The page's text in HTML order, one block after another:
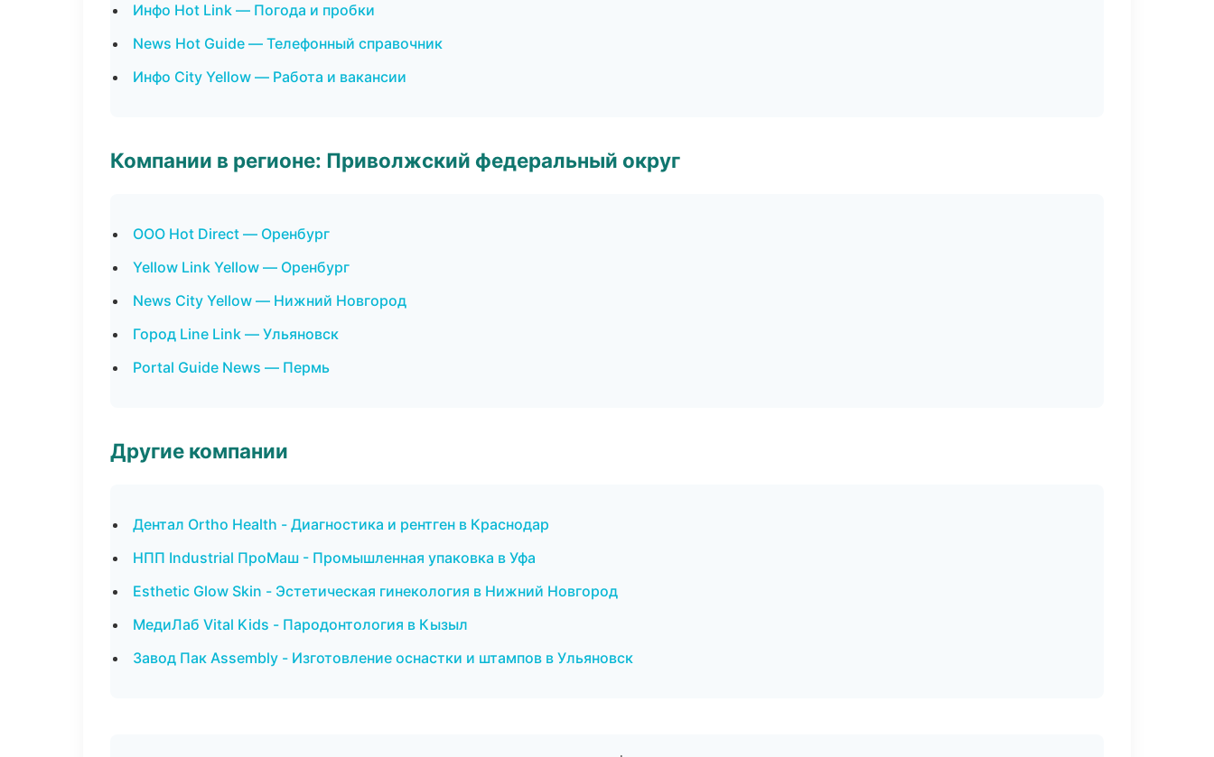
Инфо Hot Link — Погода и пробки
News Hot Guide — Телефонный справочник
Инфо City Yellow — Работа и вакансии
Компании в регионе: Приволжский федеральный округ
ООО Hot Direct — Оренбург
Yellow Link Yellow — Оренбург
News City Yellow — Нижний Новгород
Город Line Link — Ульяновск
Portal Guide News — Пермь
Другие компании
Дентал Ortho Health - Диагностика и рентген в Краснодар
НПП Industrial ПроМаш - Промышленная упаковка в Уфа
Esthetic Glow Skin - Эстетическая гинекология в Нижний Новгород
МедиЛаб Vital Kids - Пародонтология в Кызыл
Завод Пак Assembly - Изготовление оснастки и штампов в Ульяновск